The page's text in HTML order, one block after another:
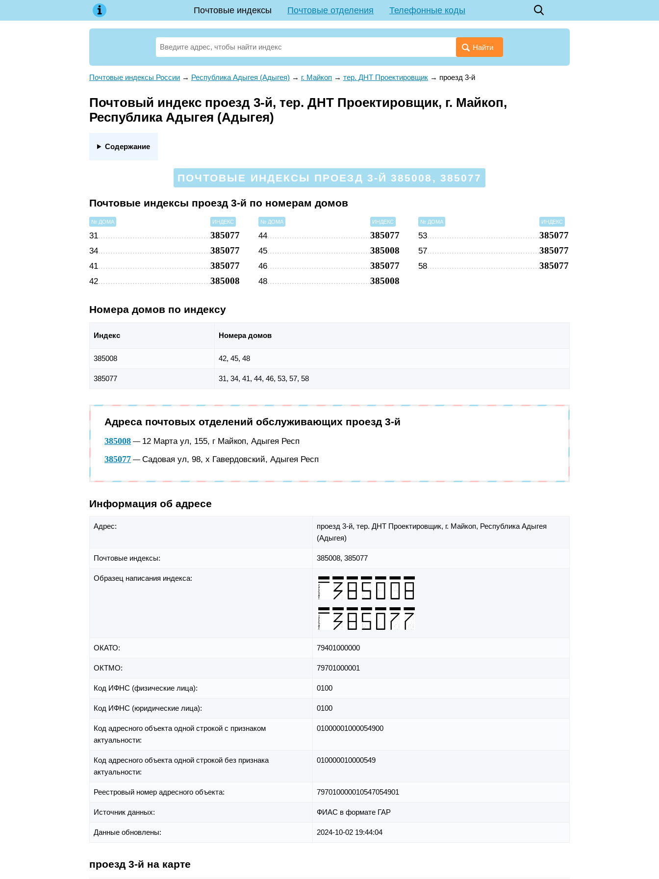
Почтовые индексы Почтовые отделения Телефонные коды
Найти
Почтовые индексы России → Республика Адыгея (Адыгея) → г. Майкоп → тер. ДНТ Проектировщик → проезд 3-й
Почтовый индекс проезд 3-й, тер. ДНТ Проектировщик, г. Майкоп,
Республика Адыгея (Адыгея)
Содержание
ПОЧТОВЫЕ ИНДЕКСЫ ПРОЕЗД 3-Й 385008, 385077
Почтовые индексы проезд 3-й по номерам домов
№ ДОМА ИНДЕКС
31 385077
34 385077
41 385077
42 385008
№ ДОМА ИНДЕКС
44 385077
45 385008
46 385077
48 385008
№ ДОМА ИНДЕКС
53 385077
57 385077
58 385077
Номера домов по индексу
Индекс Номера домов
385008 42, 45, 48
385077 31, 34, 41, 44, 46, 53, 57, 58
Адреса почтовых отделений обслуживающих проезд 3-й
385008 — 12 Марта ул, 155, г Майкоп, Адыгея Респ
385077 — Садовая ул, 98, х Гавердовский, Адыгея Респ
Информация об адресе
Адрес: проезд 3-й, тер. ДНТ Проектировщик, г. Майкоп, Республика Адыгея
(Адыгея)
Почтовые индексы: 385008, 385077
Образец написания индекса:
ОКАТО: 79401000000
ОКТМО: 79701000001
Код ИФНС (физические лица): 0100
Код ИФНС (юридические лица): 0100
Код адресного объекта одной строкой с признаком
актуальности:
01000001000054900
Код адресного объекта одной строкой без признака
актуальности:
010000010000549
Реестровый номер адресного объекта: 797010000010547054901
Источник данных: ФИАС в формате ГАР
Данные обновлены: 2024-10-02 19:44:04
проезд 3-й на карте